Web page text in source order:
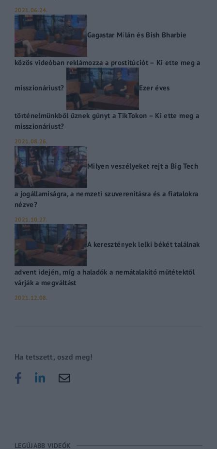
2021.06.24.
Gagastar Milán és Bish Bharbie
közös videóban reklámozza a prostitúciót – Ki ette meg a
misszionáriust? Ezer éves
történelmünkből űznek gúnyt a TikTokon – Ki ette meg a
misszionáriust?
2021.08.26.
Milyen veszélyeket rejt a Big Tech
a jogállamiságra, a nemzeti szuverenitásra és a fiatalokra
nézve?
2021.10.27.
A keresztények lelki békét találnak
advent idején, míg a haladók a nemátalakító műtétektől
várják a megváltást
2021.12.08.
Ha tetszett, oszd meg!
LEGÚJABB VIDEÓK